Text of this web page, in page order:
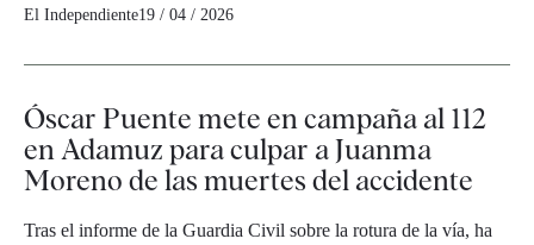
El Independiente19 / 04 / 2026
Óscar Puente mete en campaña al 112
en Adamuz para culpar a Juanma
Moreno de las muertes del accidente
Tras el informe de la Guardia Civil sobre la rotura de la vía, ha